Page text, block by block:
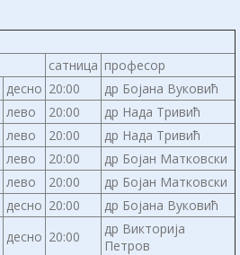
сатница професор
десно 20:00
др Бојана Вуковић
лево 20:00
др Нада Тривић
лево 20:00
др Нада Тривић
лево 20:00
др Бојан Матковски
лево 20:00
др Бојан Матковски
десно 20:00
др Бојана Вуковић
десно 20:00
др Викторија
Петров